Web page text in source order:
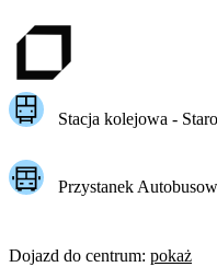
Stacja kolejowa -
Przystanek
Dojazd do centrum: pokaż